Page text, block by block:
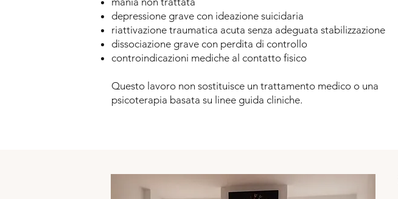
depressione grave con ideazione suicidaria
riattivazione traumatica acuta senza adeguata stabilizzazione
dissociazione grave con perdita di controllo
controindicazioni mediche al contatto fisico
Questo lavoro non sostituisce un trattamento medico o una
psicoterapia basata su linee guida cliniche.